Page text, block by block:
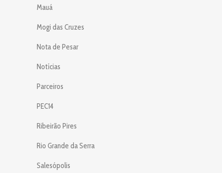
Mauá
Mogi das Cruzes
Nota de Pesar
Notícias
Parceiros
PEC14
Ribeirão Pires
Rio Grande da Serra
Salesópolis